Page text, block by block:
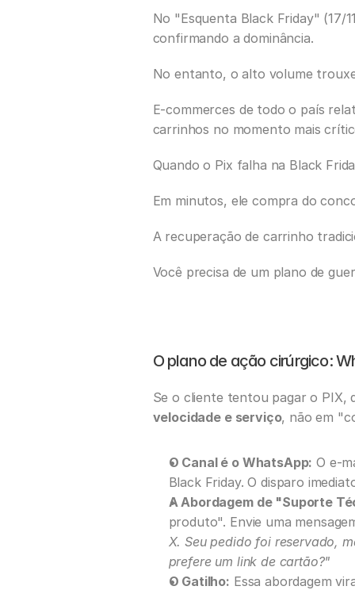
No "Esquenta Black Friday" (17/
confirmando a dominância.
No entanto, o alto volume
E-commerces de todo o país
carrinhos no momento mais
Quando o Pix falha na Black
Em minutos, ele compra do
A recuperação de carrinho
Você precisa de um plano de
O plano de ação cirúrgico:
velocidade e serviço, não em
O Canal é o WhatsApp: O e-
Black Friday. O disparo
A Abordagem de "Suporte
produto". Envie uma
X. Seu pedido foi reservado,
prefere um link de cartão?"
O Gatilho: Essa abordagem